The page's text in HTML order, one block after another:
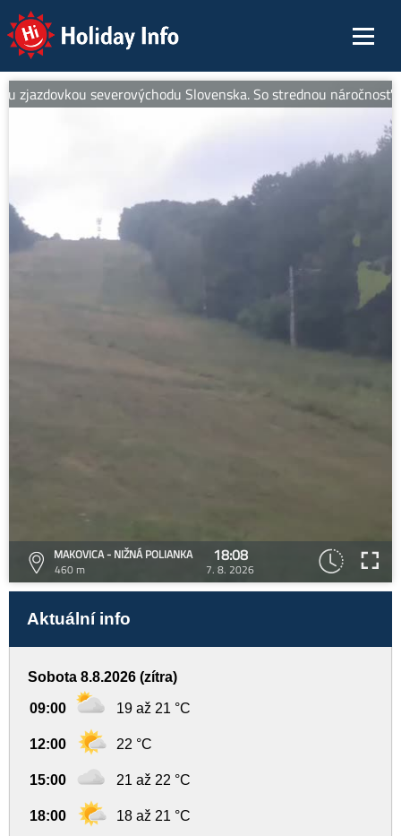
Holiday Info
zjazdovkou severovýchodu Slovenska. So strednou
MAKOVICA - NIŽNÁ POLIANKA
460 m
18:08
7. 8. 2026
Aktuální info
Sobota 8.8.2026 (zítra)
09:00 19 až 21 °C
12:00 22 °C
15:00 21 až 22 °C
18:00 18 až 21 °C